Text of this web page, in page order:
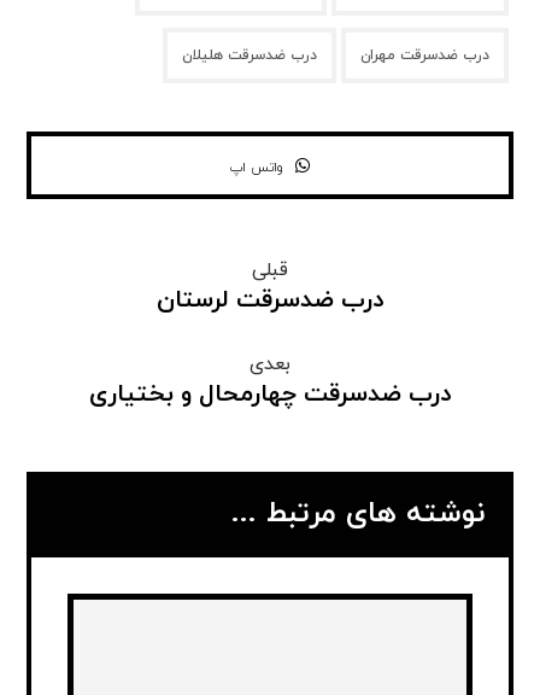
درب ضدسرقت مهران درب ضدسرقت هلیلان
واتس اپ
قبلی
درب ضدسرقت لرستان
بعدی
درب ضدسرقت چهارمحال و بختیاری
نوشته های مرتبط ...